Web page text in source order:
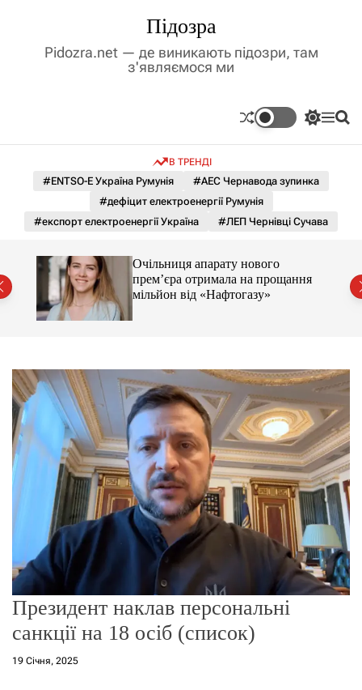
Підозра
Pidozra.net — де виникають підозри, там
з'являємося ми
П
м
и
а
л
ь
г
о
р
е
ж
и
м
у
М П
В ТРЕНДІ
#ENTSO-E Україна Румунія
#АЕС Чернавода зупинка
#дефіцит електроенергії Румунія
#експорт електроенергії Україна
#ЛЕП Чернівці Сучава
за
Очільниця апарату нового
прем’єра отримала на прощання
мільйон від «Нафтогазу»
Президент наклав персональні
санкції на 18 осіб (список)
19 Січня, 2025